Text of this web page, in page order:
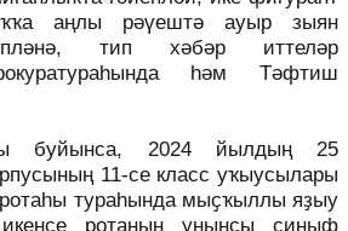
аңлы рәүештә ауыр зыян
тип хәбәр иттеләр
һәм Тәфтиш
буйынса, 2024 йылдың 25
11-се класс уҡыусылары
тураһында мыҫҡыллы яҙыу
ротаның унынсы синыф